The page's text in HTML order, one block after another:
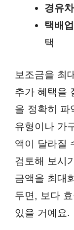
경유
택배
택
보조금을 최
추가 혜택을
을 정확히 파
유형이나 가
액이 달라질
검토해 보시
금액을 최대
두면, 보다
있을 거예요.